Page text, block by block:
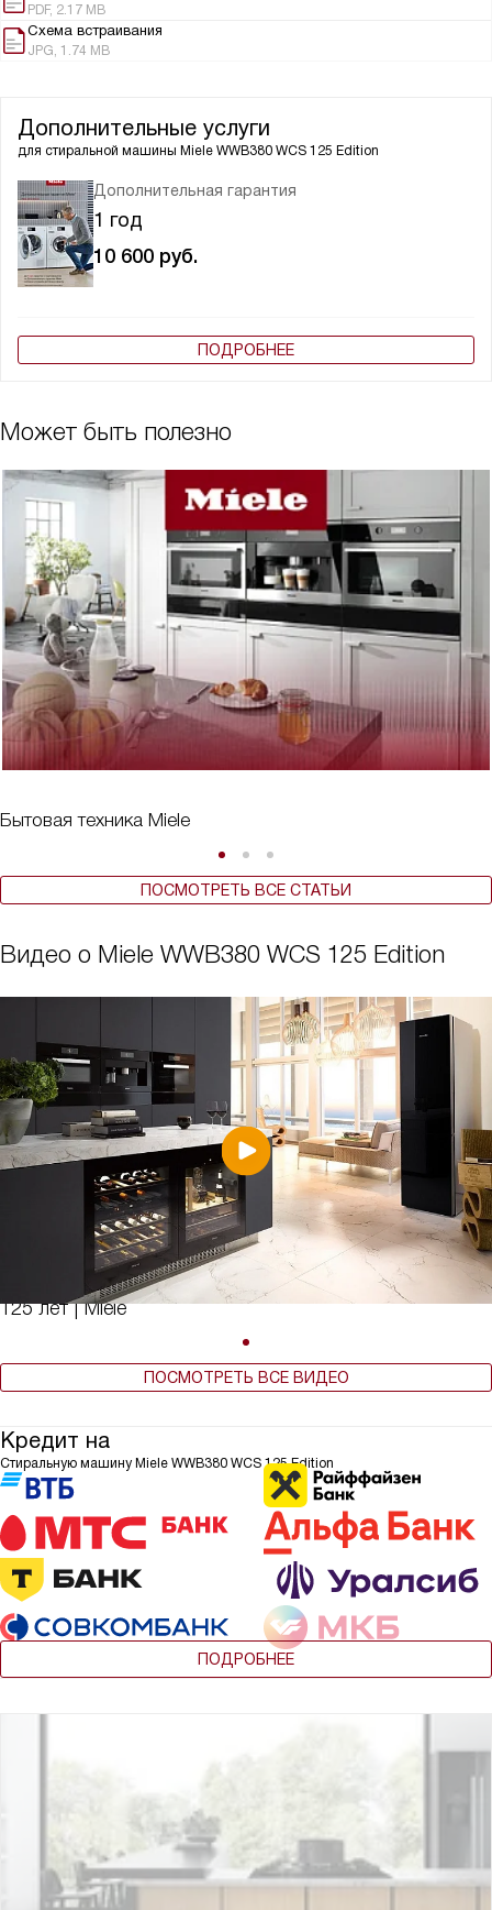
PDF, 2.17 MB
Схема встраивания
JPG, 1.74 MB
Дополнительные услуги
для стиральной машины Miele WWB380 WCS 125 Edition
Дополнительная гарантия
1 год
10 600 руб.
ПОДРОБНЕЕ
Может быть полезно
Бытовая техника Miele
ПОСМОТРЕТЬ ВСЕ СТАТЬИ
Видео о Miele WWB380 WCS 125 Edition
125 лет | Miele
ПОСМОТРЕТЬ ВСЕ ВИДЕО
Кредит на
Стиральную машину Miele WWB380 WCS 125 Edition
ПОДРОБНЕЕ